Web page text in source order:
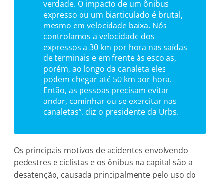
verdade. O impacto de um ônibus
expresso ou um biarticulado é brutal,
mesmo em velocidade baixa. Nós
controlamos a velocidade dos
expressos a 30 km por hora nas saídas
de terminais e em frente às escolas,
porém, ao longo da canaleta eles
podem chegar até 50 km por hora.
Então, as pessoas precisam evitar
andar, caminhar ou se exercitar nas
canaletas”, diz o presidente da Urbs.
Os principais motivos de acidentes envolvendo
pedestres e ciclistas e os ônibus na capital são a
desatenção, causada principalmente pelo uso do